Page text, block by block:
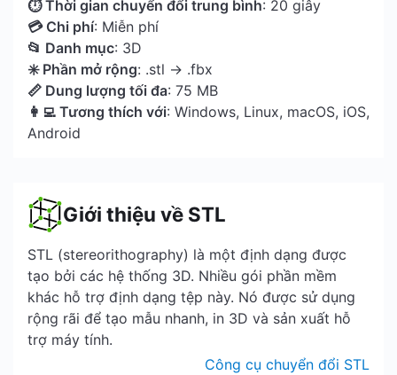
⏱ Thời gian chuyển đổi trung bình: 20 giây
💳 Chi phí: Miễn phí
📂 Danh mục: 3D
✳️ Phần mở rộng: .stl → .fbx
📏 Dung lượng tối đa: 75 MB
👩‍💻 Tương thích với: Windows, Linux, macOS, iOS,
Android
Giới thiệu về STL
STL (stereorithography) là một định dạng được
tạo bởi các hệ thống 3D. Nhiều gói phần mềm
khác hỗ trợ định dạng tệp này. Nó được sử dụng
rộng rãi để tạo mẫu nhanh, in 3D và sản xuất hỗ
trợ máy tính.
Công cụ chuyển đổi STL